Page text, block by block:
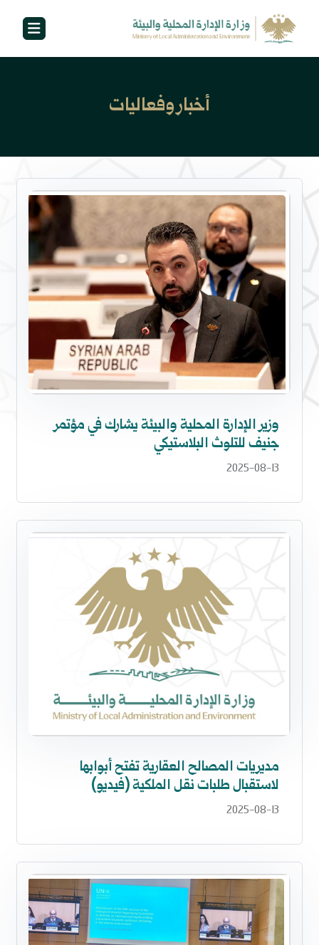
أخبار وفعاليات
وزير الإدارة المحلية والبيئة يشارك في مؤتمر
جنيف للتلوث البلاستيكي
2025-08-13
مديريات المصالح العقارية تفتح أبوابها
لاستقبال طلبات نقل الملكية (فيديو)
2025-08-13